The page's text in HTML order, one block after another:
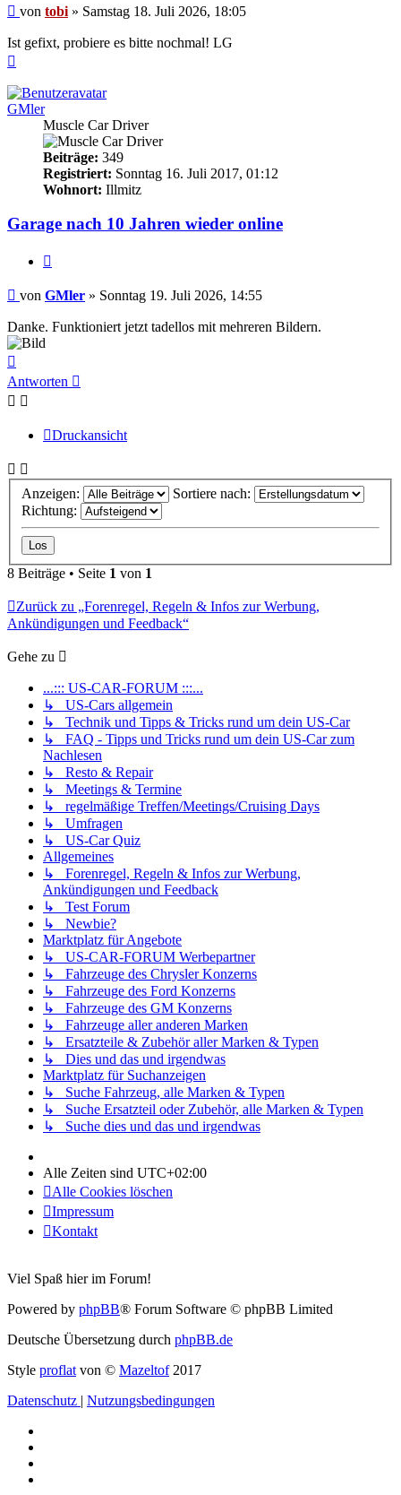
Beitrag
von tobi » Samstag 18. Juli 2026, 18:05
Ist gefixt, probiere es bitte nochmal! LG
GMler
Muscle Car Driver
Beiträge: 349
Registriert: Sonntag 16. Juli 2017, 01:12
Wohnort: Illmitz
Garage nach 10 Jahren wieder online
Beitrag
von GMler » Sonntag 19. Juli 2026, 14:55
Danke. Funktioniert jetzt tadellos mit mehreren Bildern.
oben
Antworten
Druckansicht
Anzeigen:
Sortiere nach:
Richtung:
8 Beiträge • Seite 1 von 1
Zurück zu „Forenregel, Regeln & Infos zur Werbung,
Ankündigungen und Feedback“
Gehe zu
...::: US-CAR-FORUM :::...
↳ US-Cars allgemein
↳ Technik und Tipps & Tricks rund um dein US-Car
↳ FAQ - Tipps und Tricks rund um dein US-Car zum
Nachlesen
↳ Resto & Repair
↳ Meetings & Termine
↳ regelmäßige Treffen/Meetings/Cruising Days
↳ Umfragen
↳ US-Car Quiz
Allgemeines
↳ Forenregel, Regeln & Infos zur Werbung,
Ankündigungen und Feedback
↳ Test Forum
↳ Newbie?
Marktplatz für Angebote
↳ US-CAR-FORUM Werbepartner
↳ Fahrzeuge des Chrysler Konzerns
↳ Fahrzeuge des Ford Konzerns
↳ Fahrzeuge des GM Konzerns
↳ Fahrzeuge aller anderen Marken
↳ Ersatzteile & Zubehör aller Marken & Typen
↳ Dies und das und irgendwas
Marktplatz für Suchanzeigen
↳ Suche Fahrzeug, alle Marken & Typen
↳ Suche Ersatzteil oder Zubehör, alle Marken & Typen
↳ Suche dies und das und irgendwas
Alle Zeiten sind UTC+02:00
Alle Cookies löschen
Impressum
Kontakt
Viel Spaß hier im Forum!
Powered by phpBB® Forum Software © phpBB Limited
Deutsche Übersetzung durch phpBB.de
Style proflat von © Mazeltof2017
Datenschutz | Nutzungsbedingungen